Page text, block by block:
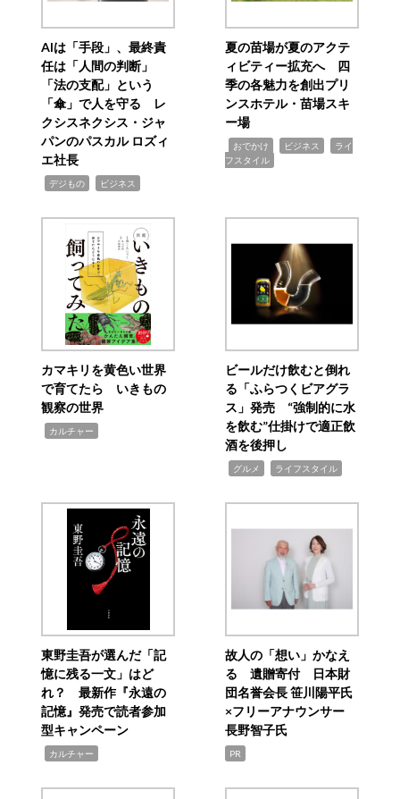
AIは「手段」、最終責
任は「人間の判断」
「法の支配」という
「傘」で人を守る レ
クシスネクシス・ジャ
パンのパスカル ロズィ
エ社長
デジもの ビジネス
夏の苗場が夏のアクテ
ィビティー拡充へ 四
季の各魅力を創出プリ
ンスホテル・苗場スキ
ー場
おでかけ ビジネス
ライ
フスタイル
カマキリを黄色い世界
で育てたら いきもの
観察の世界
カルチャー
ビールだけ飲むと倒れ
る「ふらつくビアグラ
ス」発売 “強制的に水
を飲む”仕掛けで適正飲
酒を後押し
グルメ ライフスタイル
東野圭吾が選んだ「記
憶に残る一文」はど
れ？ 最新作『永遠の
記憶』発売で読者参加
型キャンペーン
カルチャー
故人の「想い」かなえ
る 遺贈寄付 日本財
団名誉会長 笹川陽平氏
×フリーアナウンサー
長野智子氏
PR